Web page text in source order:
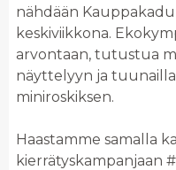
nähdään
keskiviikkona.
arvontaan, tutustua
näyttelyyn ja
miniroskiksen.
Haastamme samalla
kierrätyskampanjaan